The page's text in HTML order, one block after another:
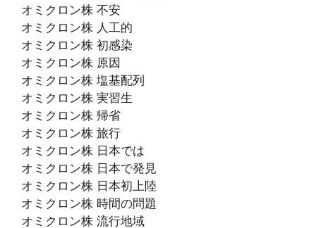
オミクロン株 不安
オミクロン株 人工的
オミクロン株 初感染
オミクロン株 原因
オミクロン株 塩基配列
オミクロン株 実習生
オミクロン株 帰省
オミクロン株 旅行
オミクロン株 日本では
オミクロン株 日本で発見
オミクロン株 日本初上陸
オミクロン株 時間の問題
オミクロン株 流行地域